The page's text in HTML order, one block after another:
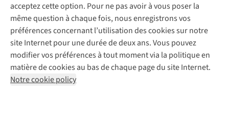
acceptez cette option. Pour ne pas avoir à vous poser la
même question à chaque fois, nous enregistrons vos
préférences concernant l’utilisation des cookies sur notre
site Internet pour une durée de deux ans. Vous pouvez
modifier vos préférences à tout moment via la politique en
matière de cookies au bas de chaque page du site Internet.
Notre cookie policy
Mentions légales
Politique de confidentialité
Conditions générales
Cookie Policy